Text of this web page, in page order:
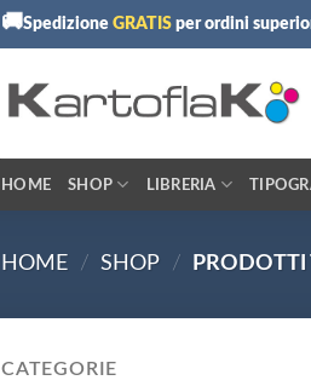
🚚Spedizione GRATIS per ordini
HOME SHOP LIBRERIA
HOME / SHOP / PRODOTTI
CATEGORIE